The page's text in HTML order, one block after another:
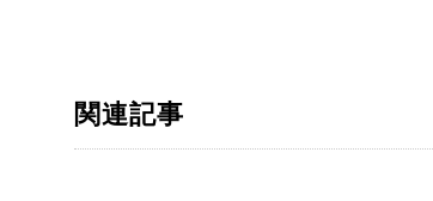
関連記事